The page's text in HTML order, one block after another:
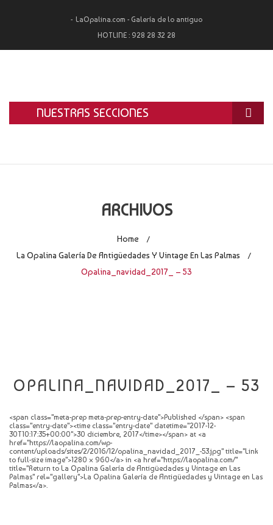
LaOpalina.com - Galería de lo antiguo
HOTLINE : 928 28 32 28
NUESTRAS SECCIONES
LA OPALINA
TASACIÓN Y COMPRA
ARCHIVOS
Home /
La Opalina Galería De Antigüedades Y Vintage En Las Palmas /
Opalina_navidad_2017_ – 53
OPALINA_NAVIDAD_2017_ – 53
<span class="meta-prep meta-prep-entry-date">Published </span> <span
class="entry-date"><time class="entry-date" datetime="2017-12-
30T10:17:35+00:00">30 diciembre, 2017</time></span> at <a
href="https://laopalina.com/wp-
content/uploads/sites/2/2016/12/opalina_navidad_2017_-53.jpg" title="Link
to full-size image">1280 × 960</a> in <a href="https://laopalina.com/"
title="Return to La Opalina Galería de Antigüedades y Vintage en Las
Palmas" rel="gallery">La Opalina Galería de Antigüedades y Vintage en Las
Palmas</a>.